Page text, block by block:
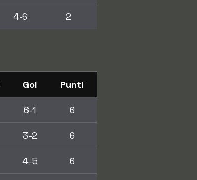
4-6 2
Gol Punti
6-1 6
3-2 6
4-5 6